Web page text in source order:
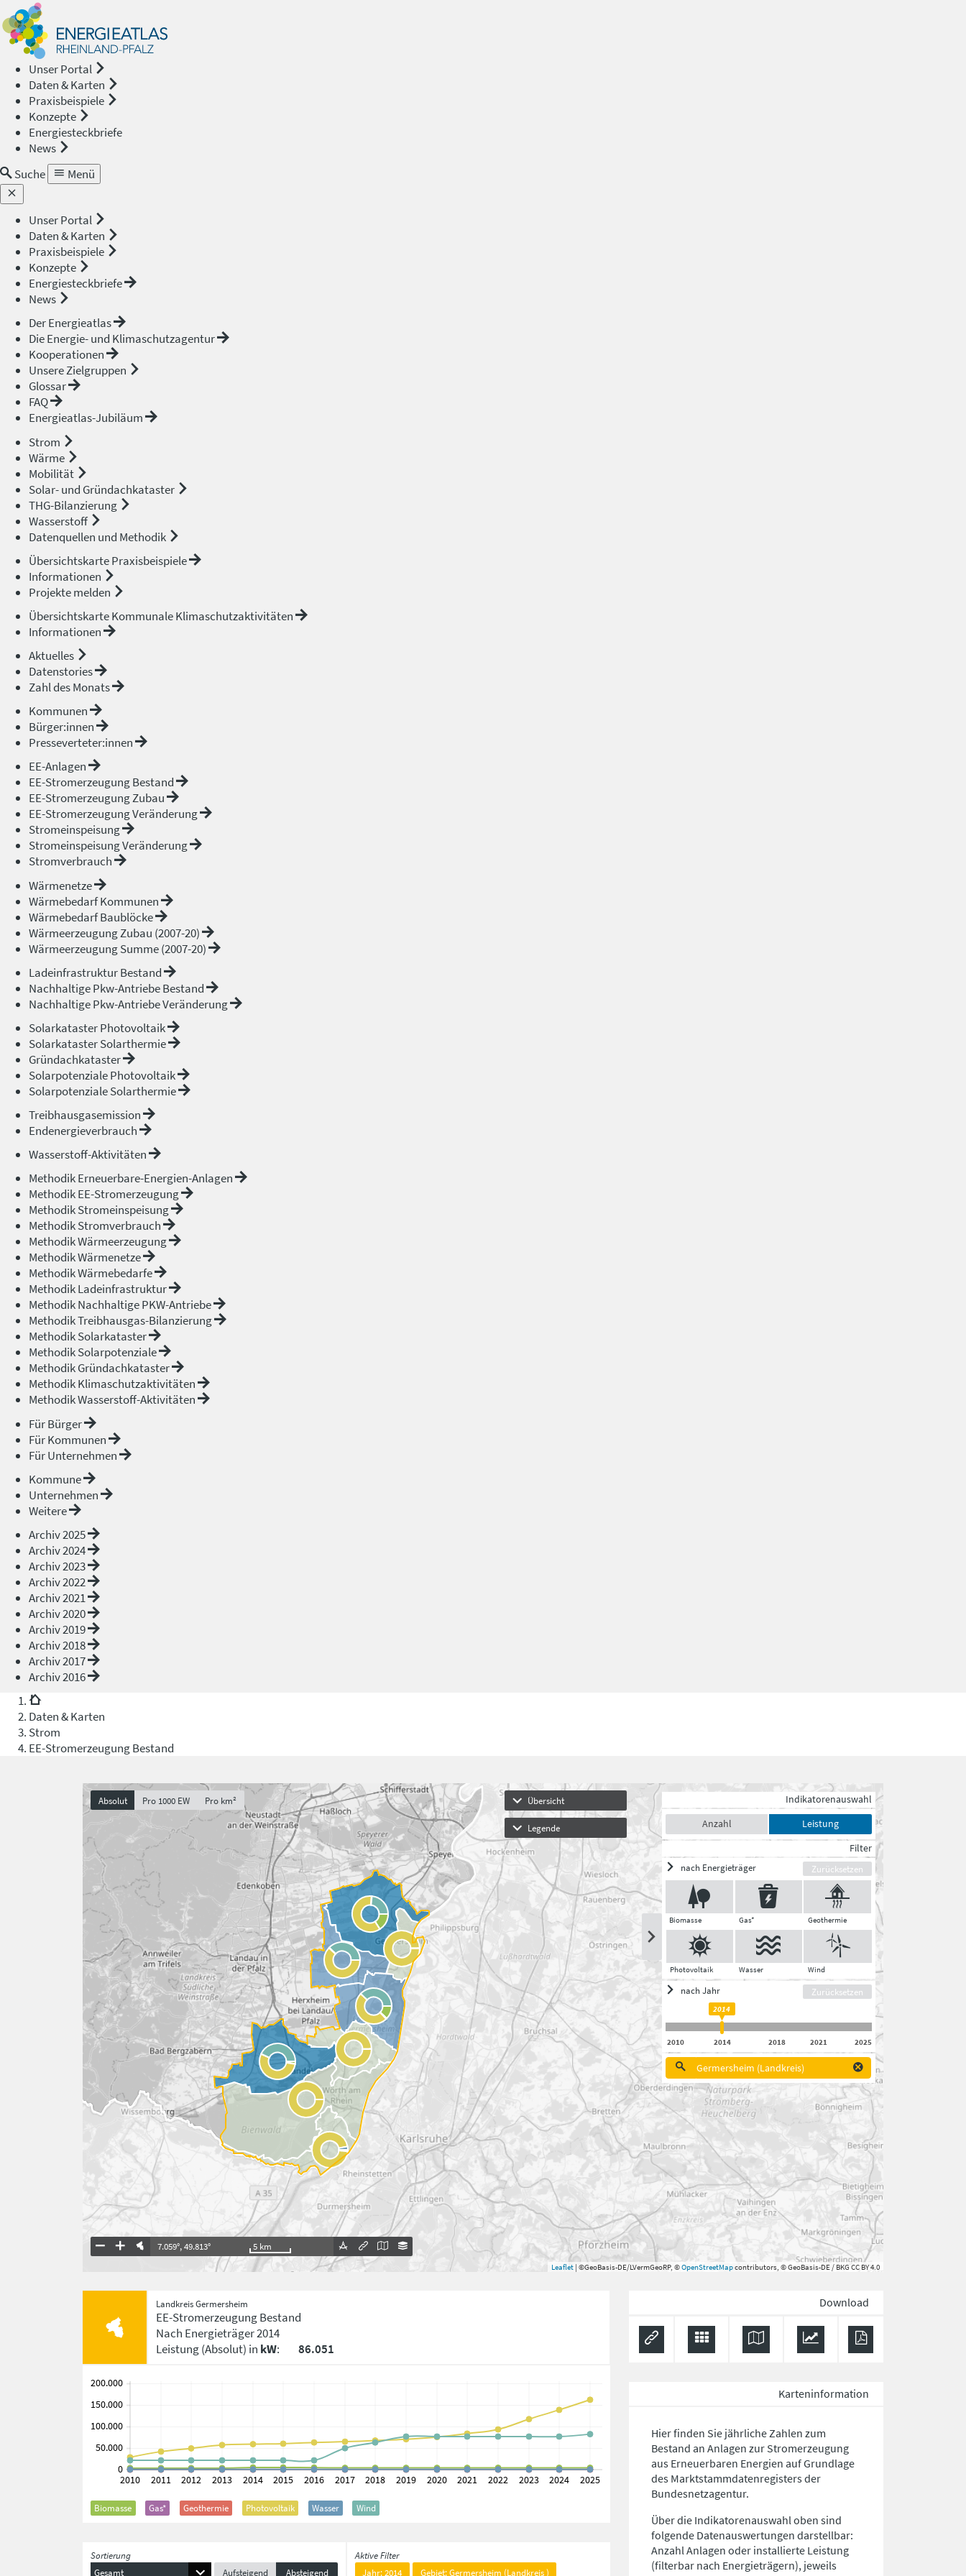
Unser Portal
Daten & Karten
Praxisbeispiele
Konzepte
Energiesteckbriefe
News
Suche
Menü
Unser Portal
Daten & Karten
Praxisbeispiele
Konzepte
Energiesteckbriefe
News
Der Energieatlas
Die Energie- und Klimaschutzagentur
Kooperationen
Unsere Zielgruppen
Glossar
FAQ
Energieatlas-Jubiläum
Strom
Wärme
Mobilität
Solar- und Gründachkataster
THG-Bilanzierung
Wasserstoff
Datenquellen und Methodik
Übersichtskarte Praxisbeispiele
Informationen
Projekte melden
Übersichtskarte Kommunale Klimaschutzaktivitäten
Informationen
Aktuelles
Datenstories
Zahl des Monats
Kommunen
Bürger:innen
Presseverteter:innen
EE-Anlagen
EE-Stromerzeugung Bestand
EE-Stromerzeugung Zubau
EE-Stromerzeugung Veränderung
Stromeinspeisung
Stromeinspeisung Veränderung
Stromverbrauch
Wärmenetze
Wärmebedarf Kommunen
Wärmebedarf Baublöcke
Wärmeerzeugung Zubau (2007-20)
Wärmeerzeugung Summe (2007-20)
Ladeinfrastruktur Bestand
Nachhaltige Pkw-Antriebe Bestand
Nachhaltige Pkw-Antriebe Veränderung
Solarkataster Photovoltaik
Solarkataster Solarthermie
Gründachkataster
Solarpotenziale Photovoltaik
Solarpotenziale Solarthermie
Treibhausgasemission
Endenergieverbrauch
Wasserstoff-Aktivitäten
Methodik Erneuerbare-Energien-Anlagen
Methodik EE-Stromerzeugung
Methodik Stromeinspeisung
Methodik Stromverbrauch
Methodik Wärmeerzeugung
Methodik Wärmenetze
Methodik Wärmebedarfe
Methodik Ladeinfrastruktur
Methodik Nachhaltige PKW-Antriebe
Methodik Treibhausgas-Bilanzierung
Methodik Solarkataster
Methodik Solarpotenziale
Methodik Gründachkataster
Methodik Klimaschutzaktivitäten
Methodik Wasserstoff-Aktivitäten
Für Bürger
Für Kommunen
Für Unternehmen
Kommune
Unternehmen
Weitere
Archiv 2025
Archiv 2024
Archiv 2023
Archiv 2022
Archiv 2021
Archiv 2020
Archiv 2019
Archiv 2018
Archiv 2017
Archiv 2016
Daten & Karten
Strom
EE-Stromerzeugung Bestand
Absolut Pro 1000 EW Pro km² Übersicht
Legende
Indikatorenauswahl
Anzahl
Leistung
Filter
nach Energieträger
Zurücksetzen
Biomasse Gas* Geothermie
Photovoltaik Wasser Wind
nach Jahr Zurücksetzen
2014
2010 2014 2018 2021 2025
7.059°,49.813° 5 km
Leaflet| ©GeoBasis-DE/LVermGeoRP, ©OpenStreetMapcontributors, © GeoBasis-DE / BKG CC BY 4.0
Landkreis Germersheim
EE-Stromerzeugung Bestand
Nach Energieträger2014
Leistung(Absolut) in kW: 86.051
Biomasse Gas* Geothermie Photovoltaik Wasser Wind
Sortierung
Gesamt
Aufsteigend Absteigend
Aktive Filter
Jahr: 2014
Gebiet: Germersheim (Landkreis )
Download
Karteninformation
Hier finden Sie jährliche Zahlen zum
Bestand an Anlagen zur Stromerzeugung
aus Erneuerbaren Energien auf Grundlage
des Marktstammdatenregisters der
Bundesnetzagentur.
Über die Indikatorenauswahl oben sind
folgende Datenauswertungen darstellbar:
Anzahl Anlagen oder installierte Leistung
(filterbar nach Energieträgern), jeweils